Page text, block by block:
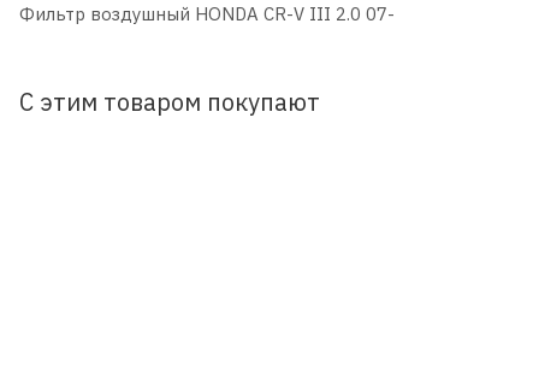
Фильтр воздушный HONDA CR-V III 2.0 07-
С этим товаром покупают